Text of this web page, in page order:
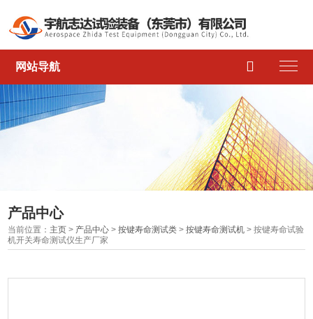
网站导航 
产品中心
当前位置： 主页 > 产品中心 >按键寿命测试类 >按键寿命测试机 > 按键寿命试验
机开关寿命测试仪生产厂家